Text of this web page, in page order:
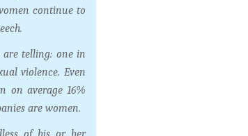
continue to
are telling: one in
violence. Even
on average 16%
are women.